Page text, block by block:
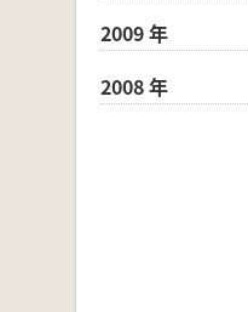
2009 年
2008 年